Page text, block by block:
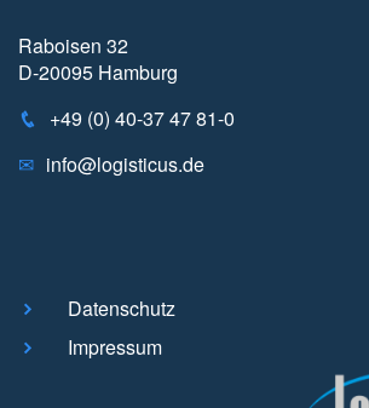
Raboisen 32
D-20095 Hamburg
+49 (0) 40-37 47 81-0
info@logisticus.de
Datenschutz
Impressum